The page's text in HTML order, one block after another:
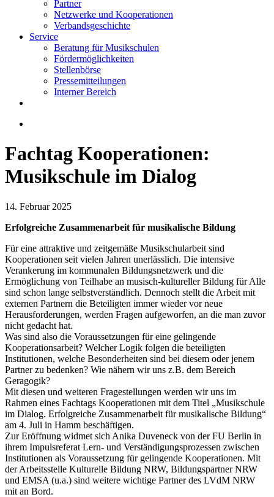
Partner
Netzwerke und Kooperationen
Verbandsgeschichte
Service
Beratung für Musikschulen
Fördermöglichkeiten
Stellenbörse
Pressemitteilungen
Interner Bereich
Fachtag Kooperationen:
Musikschule im Dialog
14. Februar 2025
Erfolgreiche Zusammenarbeit für musikalische Bildung
Für eine attraktive und zeitgemäße Musikschularbeit sind
Kooperationen seit vielen Jahren unerlässlich. Die intensive
Verankerung im kommunalen Bildungsnetzwerk und die
Ermöglichung von Teilhabe an musisch-kultureller Bildung für Alle
sind schon lange selbstverständlich. Dennoch stellt die Arbeit mit
externen Partnern die Beteiligten immer wieder vor neue
Herausforderungen, werden Fragen aufgeworfen, an die man zuvor
nicht gedacht hat.
Was sind also die Voraussetzungen für eine gelingende
Kooperationsarbeit? Welcher Logik folgen die beteiligten
Institutionen, welche Besonderheiten sind bei diesem oder jenem
Partner zu bedenken? Wie nähern wir uns z.B. dem Bereich
Geragogik?
Mit diesen und weiteren Fragestellungen werden wir uns im
Rahmen eines Fachtags Kooperationen mit dem Titel „Musikschule
im Dialog. Erfolgreiche Zusammenarbeit für musikalische Bildung“
am 4. Juli in Hamm beschäftigen.
Zur Eröffnung widmet sich Anika Duveneck von der FU Berlin in
ihrem Impulsreferat Lern- und Verständigungsprozessen zwischen
Institutionen als Voraussetzung für gelingende Kooperationen. Mit
der Arbeitsstelle Kulturelle Bildung NRW, Bildungspartner NRW
und EMSA (u.a.) sind weitere wichtige Partner des LVdM NRW
mit an Bord.